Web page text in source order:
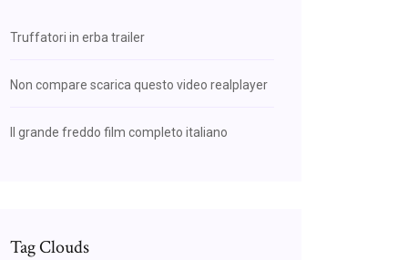
Truffatori in erba trailer
Non compare scarica questo video realplayer
Il grande freddo film completo italiano
Tag Clouds